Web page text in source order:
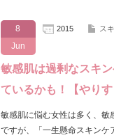
8
Jun
2015 ス
敏感肌は過剰なスキ
ているかも！【やりす
敏感肌に悩む女性は多く、敏
ですが、「一生懸命スキンケ